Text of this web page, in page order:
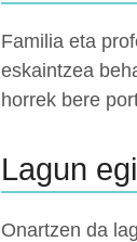
Familia eta
eskaintzea
horrek bere
Lagun
Onartzen da